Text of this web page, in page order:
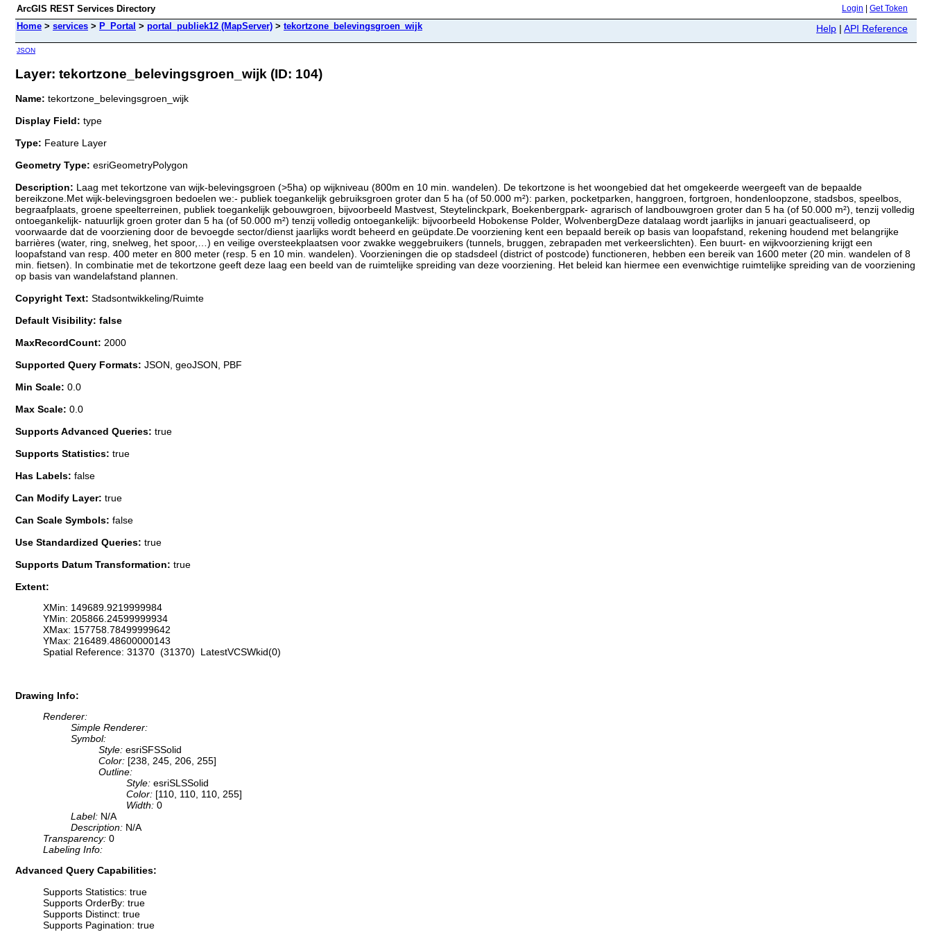
ArcGIS REST Services Directory Login Get Token
Home > services > P_Portal > portal_publiek12 (MapServer) > tekortzone_belevingsgroen_wijk Help | API Reference
JSON
Layer: tekortzone_belevingsgroen_wijk (ID: 104)
Name: tekortzone_belevingsgroen_wijk
Display Field: type
Type: Feature Layer
Geometry Type: esriGeometryPolygon
Description: Laag met tekortzone van wijk-belevingsgroen (>5ha) op wijkniveau (800m en 10 min. wandelen). De tekortzone is het woongebied dat het omgekeerde weergeeft van de bepaalde
bereikzone.Met wijk-belevingsgroen bedoelen we:- publiek toegankelijk gebruiksgroen groter dan 5 ha (of 50.000 m²): parken, pocketparken, hanggroen, fortgroen, hondenloopzone, stadsbos, speelbos,
begraafplaats, groene speelterreinen, publiek toegankelijk gebouwgroen, bijvoorbeeld Mastvest, Steytelinckpark, Boekenbergpark- agrarisch of landbouwgroen groter dan 5 ha (of 50.000 m²), tenzij volledig
ontoegankelijk- natuurlijk groen groter dan 5 ha (of 50.000 m²) tenzij volledig ontoegankelijk: bijvoorbeeld Hobokense Polder, WolvenbergDeze datalaag wordt jaarlijks in januari geactualiseerd, op
voorwaarde dat de voorziening door de bevoegde sector/dienst jaarlijks wordt beheerd en geüpdate.De voorziening kent een bepaald bereik op basis van loopafstand, rekening houdend met belangrijke
barrières (water, ring, snelweg, het spoor,…) en veilige oversteekplaatsen voor zwakke weggebruikers (tunnels, bruggen, zebrapaden met verkeerslichten). Een buurt- en wijkvoorziening krijgt een
loopafstand van resp. 400 meter en 800 meter (resp. 5 en 10 min. wandelen). Voorzieningen die op stadsdeel (district of postcode) functioneren, hebben een bereik van 1600 meter (20 min. wandelen of 8
min. fietsen). In combinatie met de tekortzone geeft deze laag een beeld van de ruimtelijke spreiding van deze voorziening. Het beleid kan hiermee een evenwichtige ruimtelijke spreiding van de voorziening
op basis van wandelafstand plannen.
Copyright Text: Stadsontwikkeling/Ruimte
Default Visibility: false
MaxRecordCount: 2000
Supported Query Formats: JSON, geoJSON, PBF
Min Scale: 0.0
Max Scale: 0.0
Supports Advanced Queries: true
Supports Statistics: true
Has Labels: false
Can Modify Layer: true
Can Scale Symbols: false
Use Standardized Queries: true
Supports Datum Transformation: true
Extent:
XMin: 149689.9219999984
YMin: 205866.24599999934
XMax: 157758.78499999642
YMax: 216489.48600000143
Spatial Reference: 31370 (31370) LatestVCSWkid(0)
Drawing Info:
Renderer:
Simple Renderer:
Symbol:
Style: esriSFSSolid
Color: [238, 245, 206, 255]
Outline:
Style: esriSLSSolid
Color: [110, 110, 110, 255]
Width: 0
Label: N/A
Description: N/A
Transparency: 0
Labeling Info:
Advanced Query Capabilities:
Supports Statistics: true
Supports OrderBy: true
Supports Distinct: true
Supports Pagination: true